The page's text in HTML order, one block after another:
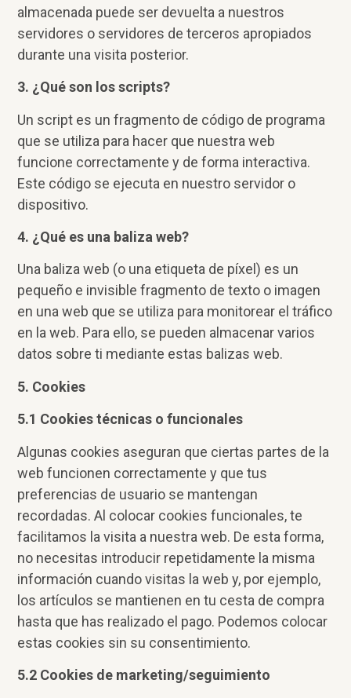
almacenada puede ser devuelta a nuestros
servidores o servidores de terceros apropiados
durante una visita posterior.
3. ¿Qué son los scripts?
Un script es un fragmento de código de programa
que se utiliza para hacer que nuestra web
funcione correctamente y de forma interactiva.
Este código se ejecuta en nuestro servidor o
dispositivo.
4. ¿Qué es una baliza web?
Una baliza web (o una etiqueta de píxel) es un
pequeño e invisible fragmento de texto o imagen
en una web que se utiliza para monitorear el tráfico
en la web. Para ello, se pueden almacenar varios
datos sobre ti mediante estas balizas web.
5. Cookies
5.1 Cookies técnicas o funcionales
Algunas cookies aseguran que ciertas partes de la
web funcionen correctamente y que tus
preferencias de usuario se mantengan
recordadas. Al colocar cookies funcionales, te
facilitamos la visita a nuestra web. De esta forma,
no necesitas introducir repetidamente la misma
información cuando visitas la web y, por ejemplo,
los artículos se mantienen en tu cesta de compra
hasta que has realizado el pago. Podemos colocar
estas cookies sin su consentimiento.
5.2 Cookies de marketing/seguimiento